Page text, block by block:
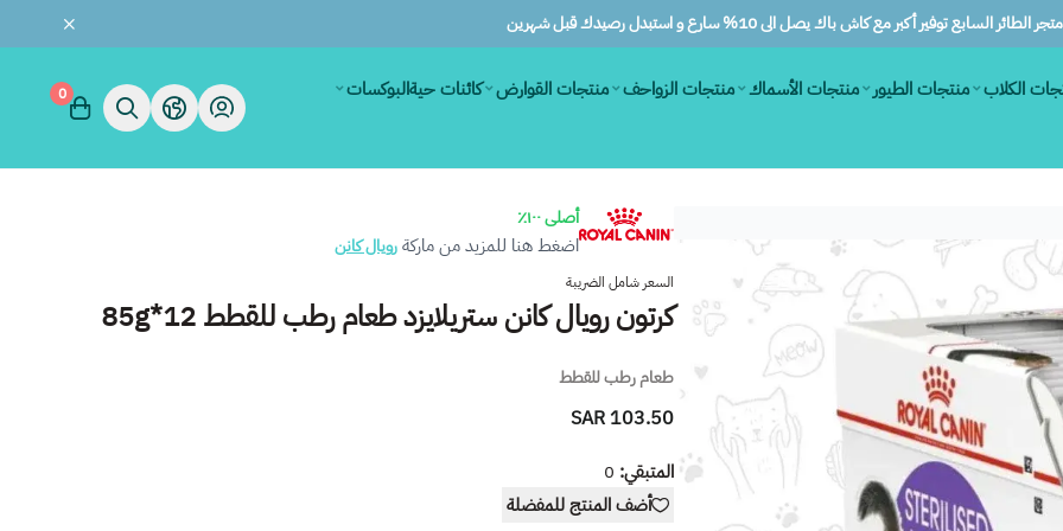
الطائر السابع توفير أكبر مع كاش باك يصل الى 10% سارع و استبدل رصيدك قبل شهرين
الكلاب منتجات الطيور منتجات الأسماك منتجات الزواحف منتجات القوارض كائنات حيةالبوكسات
0
أصلى ١٠٠٪
اضغط هنا للمزيد من ماركةرويال كانن
السعر شامل الضريبة
كرتون رويال كانن ستريلايزد طعام رطب للقطط 12*85g
طعام رطب للقطط
103.50 SAR
المتبقي: 0
أضف المنتج للمفضلة